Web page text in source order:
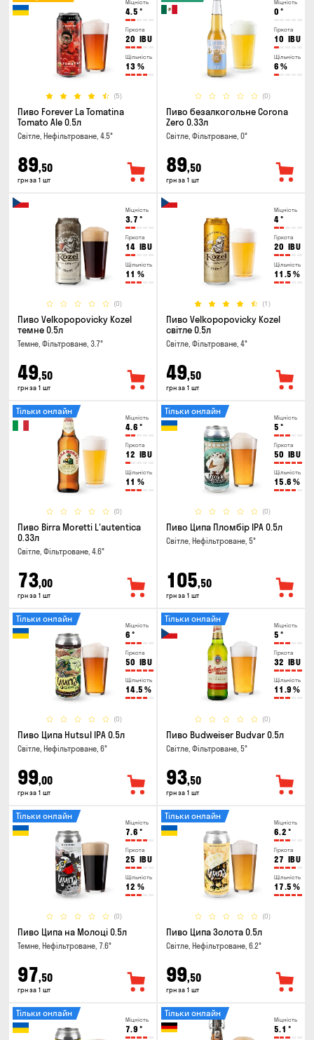
Міцність
4.5 °
Гіркота
20 IBU
Щільність
13 %
(5)
Пиво Forever La Tomatina
Tomato Ale 0.5л
Світле, Нефільтроване, 4.5°
89,50
грн за 1 шт
Міцність
0 °
Гіркота
10 IBU
Щільність
6 %
(0)
Пиво безалкогольне Corona
Zero 0.33л
Світле, Фільтроване, 0°
89,50
грн за 1 шт
Міцність
3.7 °
Гіркота
14 IBU
Щільність
11 %
(0)
Пиво Velkopopovicky Kozel
темне 0.5л
Темне, Фільтроване, 3.7°
49,50
грн за 1 шт
Міцність
4°
Гіркота
20 IBU
Щільність
11.5 %
(1)
Пиво Velkopopovicky Kozel
світле 0.5л
Світле, Фільтроване, 4°
49,50
грн за 1 шт
Міцність
4.6 °
Гіркота
12 IBU
Щільність
11 %
(0)
Тільки онлайн
Пиво Birra Moretti L'autentica
0.33л
Світле, Фільтроване, 4.6°
73,00
грн за 1 шт
Міцність
5 °
Гіркота
50 IBU
Щільність
15.6 %
(0)
Тільки онлайн
Пиво Ципа Пломбір IPA 0.5л
Світле, Нефільтроване, 5°
105,50
грн за 1 шт
Міцність
6 °
Гіркота
50 IBU
Щільність
14.5 %
(0)
Тільки онлайн
Пиво Ципа Hutsul IPA 0.5л
Світле, Нефільтроване, 6°
99,00
грн за 1 шт
Міцність
5 °
Гіркота
32 IBU
Щільність
11.9 %
(0)
Тільки онлайн
Пиво Budweiser Budvar 0.5л
Світле, Фільтроване, 5°
93,50
грн за 1 шт
Міцність
7.6 °
Гіркота
25 IBU
Щільність
12 %
(0)
Тільки онлайн
Пиво Ципа на Молоці 0.5л
Темне, Нефільтроване, 7.6°
97,50
грн за 1 шт
Міцність
6.2 °
Гіркота
27 IBU
Щільність
17.5 %
(0)
Тільки онлайн
Пиво Ципа Золота 0.5л
Світле, Нефільтроване, 6.2°
99,50
грн за 1 шт
Міцність
7.9 °
Тільки онлайн
Міцність
5.1 °
Тільки онлайн